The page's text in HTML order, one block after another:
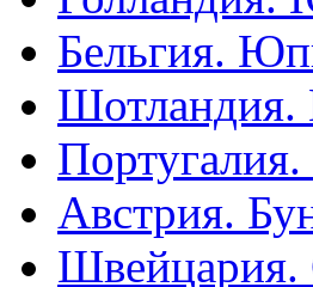
Бельгия.
Шотландия.
Австрия.
Швейцария.